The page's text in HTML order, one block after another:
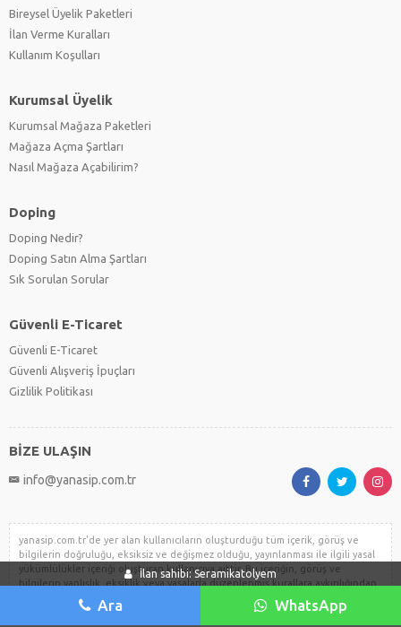
İlan sahibi: Seramikatolyem
Ara WhatsApp
Bireysel Üyelik Paketleri
İlan Verme Kuralları
Kullanım Koşulları
Kurumsal Üyelik
Kurumsal Mağaza Paketleri
Mağaza Açma Şartları
Nasıl Mağaza Açabilirim?
Doping
Doping Nedir?
Doping Satın Alma Şartları
Sık Sorulan Sorular
Güvenli E-Ticaret
Güvenli E-Ticaret
Güvenli Alışveriş İpuçları
Gizlilik Politikası
BİZE ULAŞIN
info@yanasip.com.tr
yanasip.com.tr'de yer alan kullanıcıların oluşturduğu tüm içerik, görüş ve
bilgilerin doğruluğu, eksiksiz ve değişmez olduğu, yayınlanması ile ilgili yasal
yükümlülükler içeriği oluşturan kullanıcıya aittir. Bu içeriğin, görüş ve
bilgilerin yanlışlık, eksiklik veya yasalarla düzenlenmiş kurallara aykırılığından
yanasip.com.tr hiçbir şekilde sorumlu değildir. Sorularınız için ilan sahibi ile
irtibata geçebilirsiniz.